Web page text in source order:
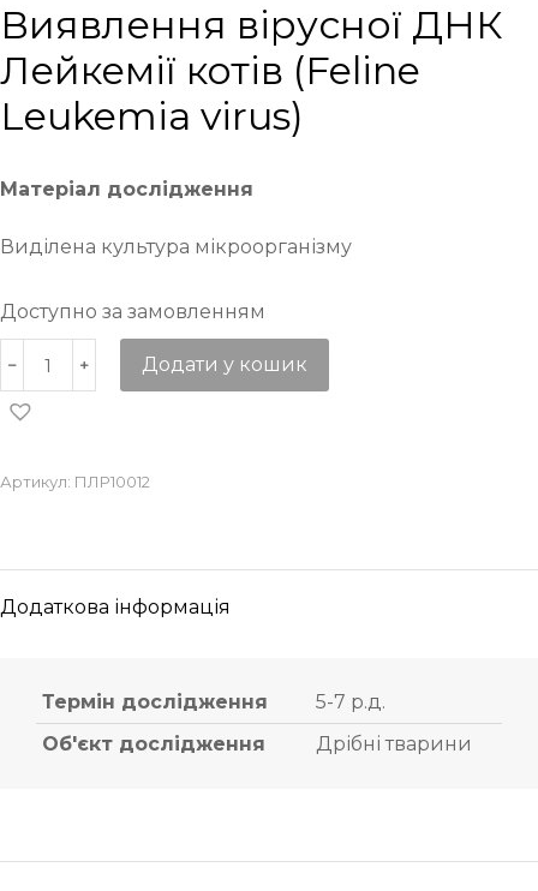
Виявлення вірусної ДНК
Лейкемії котів (Feline
Leukemia virus)
Матеріал дослідження
Виділена культура мікроорганізму
Доступно за замовленням
Додати у кошик
Артикул: ПЛР10012
Додаткова інформація
Термін дослідження
5-7 р.д.
Об'єкт дослідження
Дрібні тварини